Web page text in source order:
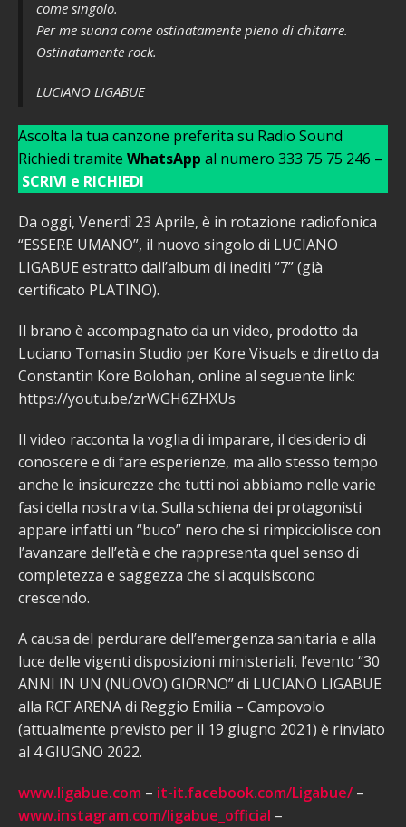
come singolo.
Per me suona come ostinatamente pieno di chitarre.
Ostinatamente rock.
LUCIANO LIGABUE
Ascolta la tua canzone preferita su Radio Sound
Richiedi tramite WhatsApp al numero 333 75 75 246 –
SCRIVI e RICHIEDI
Da oggi, Venerdì 23 Aprile, è in rotazione radiofonica
“ESSERE UMANO”, il nuovo singolo di LUCIANO
LIGABUE estratto dall’album di inediti “7” (già
certificato PLATINO).
Il brano è accompagnato da un video, prodotto da
Luciano Tomasin Studio per Kore Visuals e diretto da
Constantin Kore Bolohan, online al seguente link:
https://youtu.be/zrWGH6ZHXUs
Il video racconta la voglia di imparare, il desiderio di
conoscere e di fare esperienze, ma allo stesso tempo
anche le insicurezze che tutti noi abbiamo nelle varie
fasi della nostra vita. Sulla schiena dei protagonisti
appare infatti un “buco” nero che si rimpicciolisce con
l’avanzare dell’età e che rappresenta quel senso di
completezza e saggezza che si acquisiscono
crescendo.
A causa del perdurare dell’emergenza sanitaria e alla
luce delle vigenti disposizioni ministeriali, l’evento “30
ANNI IN UN (NUOVO) GIORNO” di LUCIANO LIGABUE
alla RCF ARENA di Reggio Emilia – Campovolo
(attualmente previsto per il 19 giugno 2021) è rinviato
al 4 GIUGNO 2022.
www.ligabue.com – it-it.facebook.com/Ligabue/ –
www.instagram.com/ligabue_official –